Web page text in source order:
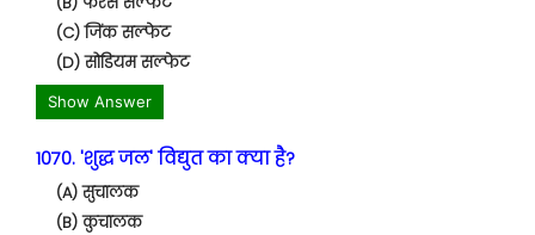
(C) जिंक सल्फेट
(D) सोडियम सल्फेट
Show Answer
1070. 'शुद्ध जल' विद्युत का क्या है?
(A) सुचालक
(B) कुचालक